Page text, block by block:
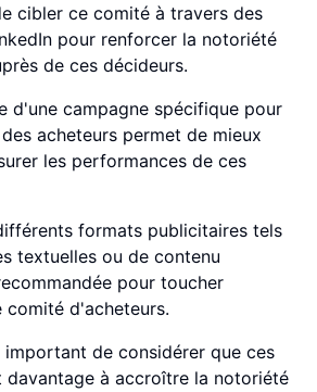
cibler ce comité à travers des
pour renforcer la notoriété
de ces décideurs.
d'une campagne spécifique pour
acheteurs permet de mieux
les performances de ces
formats publicitaires tels
textuelles ou de contenu
pour toucher
d'acheteurs.
important de considérer que ces
davantage à accroître la notoriété